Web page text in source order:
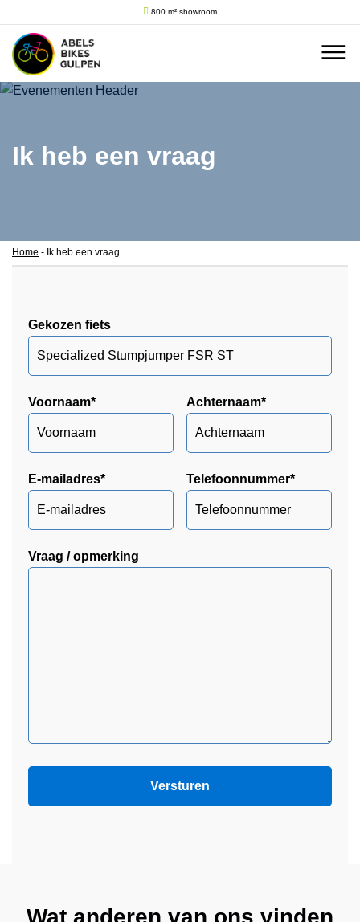
800 m² showroom
Ik heb een vraag
Home - Ik heb een vraag
Gekozen fiets
Voornaam* Achternaam*
E-mailadres* Telefoonnummer*
Vraag / opmerking
Wat anderen van ons vinden